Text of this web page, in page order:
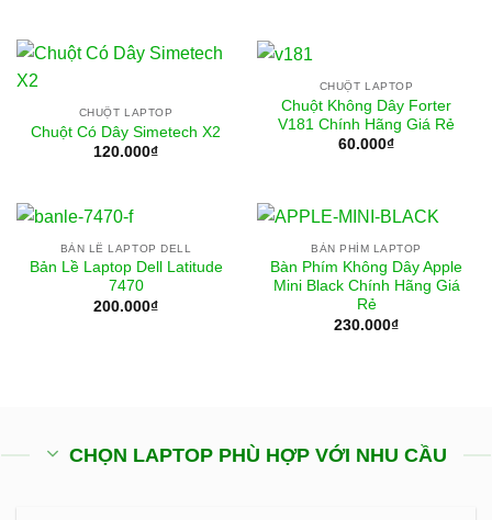
CHUỘT LAPTOP
Chuột Có Dây Simetech X2
120.000₫
CHUỘT LAPTOP
Chuột Không Dây Forter
V181 Chính Hãng Giá Rẻ
60.000₫
BẢN LỀ LAPTOP DELL
Bản Lề Laptop Dell Latitude
7470
200.000₫
BÀN PHÍM LAPTOP
Bàn Phím Không Dây Apple
Mini Black Chính Hãng Giá
Rẻ
230.000₫
CHỌN LAPTOP PHÙ HỢP VỚI NHU CẦU